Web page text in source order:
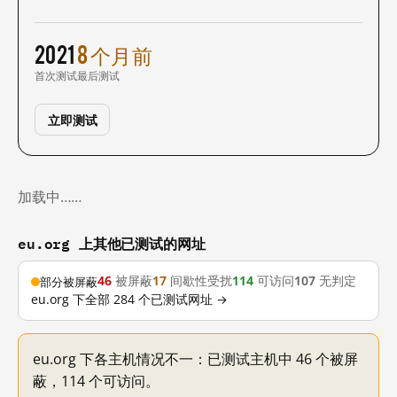
2021
首次测试
8 个月前
最后测试
立即测试
加载中……
eu.org 上其他已测试的网址
部分被屏蔽46 被屏蔽17 间歇性受扰114 可访问107 无判定
eu.org 下全部 284 个已测试网址 →
eu.org 下各主机情况不一：已测试主机中 46 个被屏
蔽，114 个可访问。